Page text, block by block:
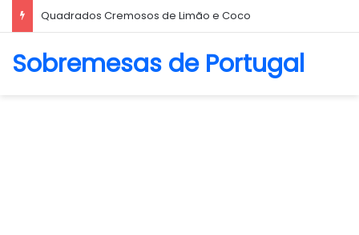
Biscoito Amanteigado
Sobremesas de Portugal